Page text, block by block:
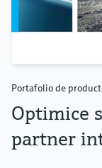
Portafolio de
Optimice
partner